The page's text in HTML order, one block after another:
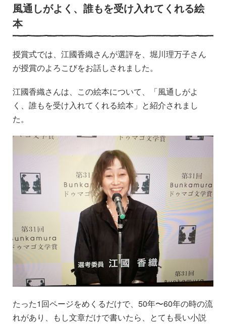
風通しがよく、誰もを受け入れてくれる絵
本
授賞式では、江國香織さんが選評を、堀川理万子さん
が授賞のよろこびをお話しされました。
江國香織さんは、この絵本について、「風通しがよ
く、誰もを受け入れてくれる絵本」と紹介されまし
た。
たった1回ページをめくるだけで、50年〜60年の時の流
れがあり、もし文章だけで書いたら、とても長い小説